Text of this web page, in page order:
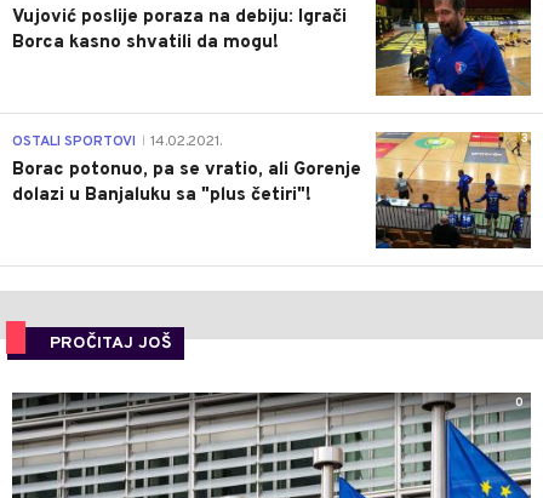
Vujović poslije poraza na debiju: Igrači
Borca kasno shvatili da mogu!
3
OSTALI SPORTOVI 14.02.2021.
Borac potonuo, pa se vratio, ali Gorenje
dolazi u Banjaluku sa "plus četiri"!
PROČITAJ JOŠ
0